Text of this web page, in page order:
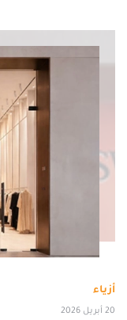
أزياء
20 أبريل 2026